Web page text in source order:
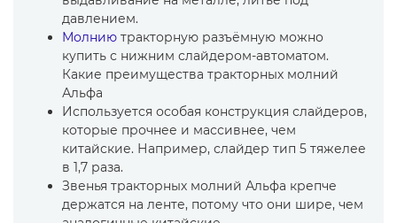
давлением.
Молнию тракторную разъёмную можно
купить с нижним слайдером-автоматом.
Какие преимущества тракторных молний
Альфа
Используется особая конструкция слайдеров,
которые прочнее и массивнее, чем
китайские. Например, слайдер тип 5 тяжелее
в 1,7 раза.
Звенья тракторных молний Альфа крепче
держатся на ленте, потому что они шире, чем